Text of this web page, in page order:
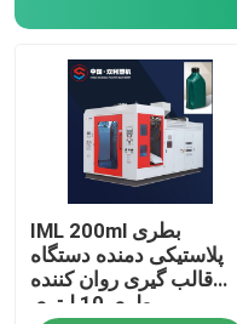
IML 200ml بطری
پلاستیکی دمنده دستگاه
قالب گیری روان کننده
بطری 10 لیتری